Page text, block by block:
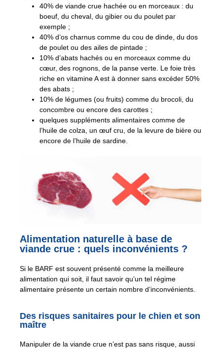
40% de viande crue hachée ou en morceaux : du
boeuf, du cheval, du gibier ou du poulet par
exemple ;
40% d’os charnus comme du cou de dinde, du dos
de poulet ou des ailes de pintade ;
10% d’abats hachés ou en morceaux comme du
cœur, des rognons, de la panse verte. Le foie très
riche en vitamine A est à donner sans excéder 50%
des abats ;
10% de légumes (ou fruits) comme du brocoli, du
concombre ou encore des carottes ;
quelques suppléments alimentaires comme de
l’huile de colza, un œuf cru, de la levure de bière ou
encore de l’huile de sardine.
Alimentation naturelle à base de
viande crue : quels inconvénients ?
Si le BARF est souvent présenté comme la meilleure
alimentation qui soit, il faut savoir qu’un tel régime
alimentaire présente un certain nombre d’inconvénients.
Des risques sanitaires pour le chien et son
maître
Manipuler de la viande crue n’est pas sans risque, aussi